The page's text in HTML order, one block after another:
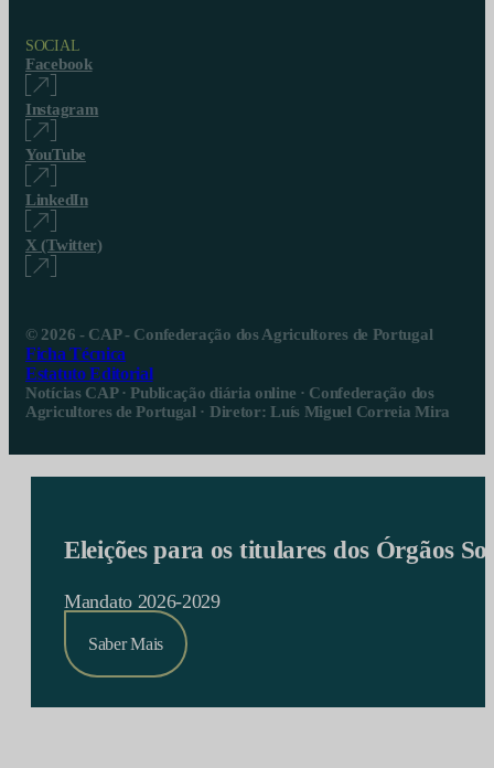
SOCIAL
Facebook
Instagram
YouTube
LinkedIn
X (Twitter)
© 2026 - CAP - Confederação dos Agricultores de Portugal
Ficha Técnica
Estatuto Editorial
Notícias CAP · Publicação diária online · Confederação dos
Agricultores de Portugal · Diretor: Luís Miguel Correia Mira
Eleições para os titulares dos Órgãos
Mandato 2026-2029
Saber Mais